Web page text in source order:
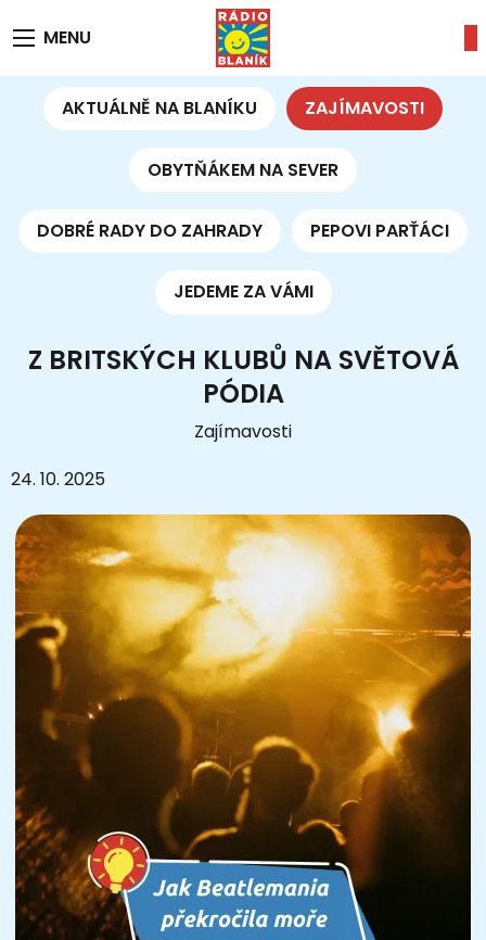
MENU
AKTUÁLNĚ NA BLANÍKU ZAJÍMAVOSTI
OBYTŇÁKEM NA SEVER
DOBRÉ RADY DO ZAHRADY PEPOVI PARŤÁCI
JEDEME ZA VÁMI
Z BRITSKÝCH KLUBŮ NA SVĚTOVÁ
PÓDIA
Zajímavosti
24. 10. 2025